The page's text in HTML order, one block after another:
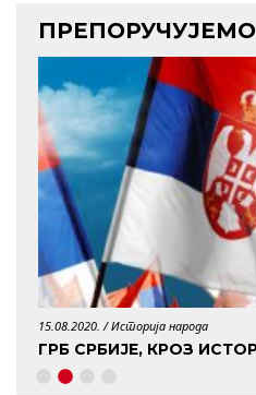
ПРЕПОРУЧУЈЕМО
15.08.2020. /Историја народа
ГРБ СРБИЈЕ, КРОЗ